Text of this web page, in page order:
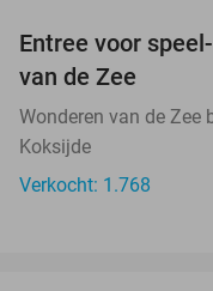
Entree voor
van de Zee
Wonderen van de Zee
Koksijde
Verkocht: 1.768